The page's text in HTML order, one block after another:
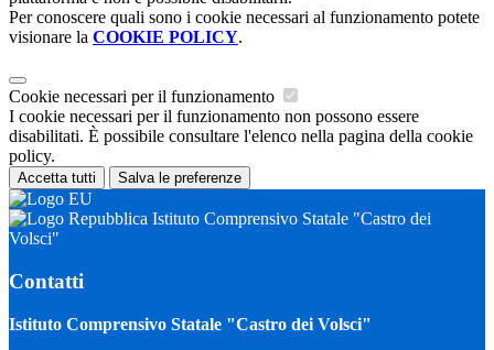
Per conoscere quali sono i cookie necessari al funzionamento potete
visionare la COOKIE POLICY.
Cookie necessari per il funzionamento
I cookie necessari per il funzionamento non possono essere
disabilitati. È possibile consultare l'elenco nella pagina della cookie
policy.
Accetta tutti Salva le preferenze
Istituto Comprensivo Statale "Castro dei
Volsci"
Contatti
Istituto Comprensivo Statale "Castro dei Volsci"